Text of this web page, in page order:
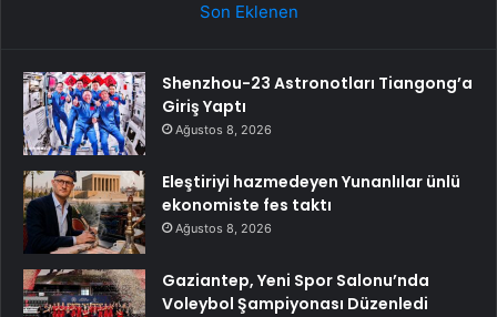
Son Eklenen
Shenzhou-23 Astronotları Tiangong’a
Giriş Yaptı
Ağustos 8, 2026
Eleştiriyi hazmedeyen Yunanlılar ünlü
ekonomiste fes taktı
Ağustos 8, 2026
Gaziantep, Yeni Spor Salonu’nda
Voleybol Şampiyonası Düzenledi